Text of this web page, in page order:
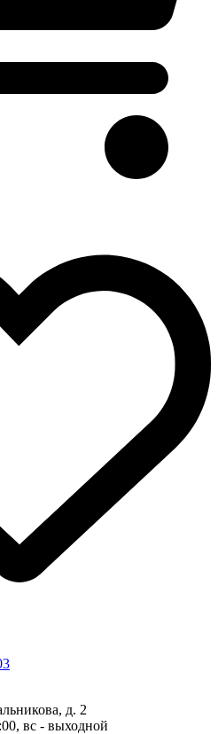
д. 2
вс - выходной